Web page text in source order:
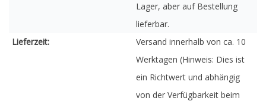
Lager, aber auf Bestellung
lieferbar.
Lieferzeit:
Versand innerhalb von ca. 10
Werktagen (Hinweis: Dies ist
ein Richtwert und abhängig
von der Verfügbarkeit beim